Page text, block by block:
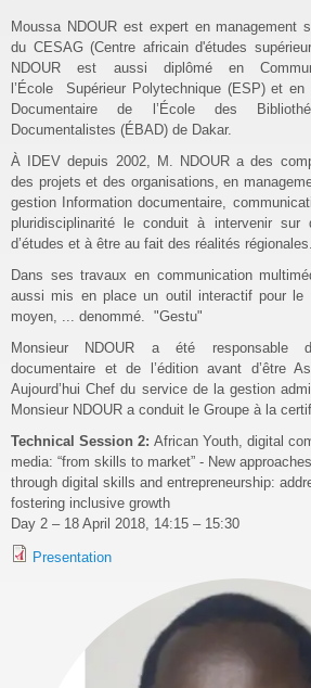
Moussa NDOUR est expert en management
du CESAG (Centre africain d'études
NDOUR est aussi diplômé en
l’École Supérieur Polytechnique (ESP) et en
Documentaire de l’École des
Documentalistes (ÉBAD) de Dakar.
À IDEV depuis 2002, M. NDOUR a des
des projets et des organisations, en
gestion Information documentaire,
pluridisciplinarité le conduit à intervenir sur
d’études et à être au fait des réalités régionales.
Dans ses travaux en communication
aussi mis en place un outil interactif pour le
moyen, ... denommé. "Gestu"
Monsieur NDOUR a été responsable
documentaire et de l’édition avant d’être
Aujourd’hui Chef du service de la gestion
Monsieur NDOUR a conduit le Groupe à la
Technical Session 2: African Youth, digital
media: “from skills to market” - New
through digital skills and entrepreneurship:
fostering inclusive growth
Day 2 – 18 April 2018, 14:15 – 15:30
Presentation